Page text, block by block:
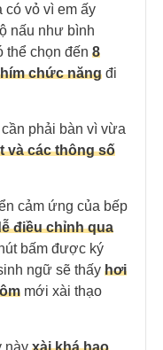
có vỏ vì em ấy
nấu như bình
thể chọn đến 8
chức năng đi
phải bàn vì vừa
và các thông số
cảm ứng của bếp
điều chỉnh qua
bấm được ký
ngữ sẽ thấy hơi
mới xài thạo
này xài khá hao